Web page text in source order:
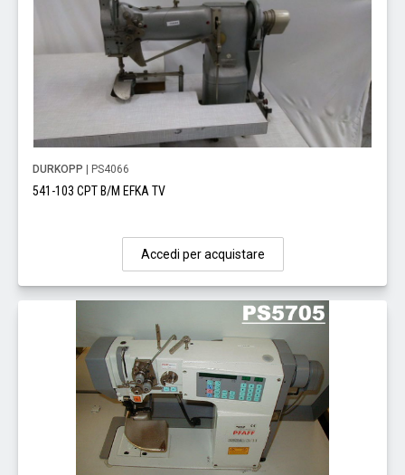
DURKOPP | PS4066
541-103 CPT B/M EFKA TV
Accedi per acquistare